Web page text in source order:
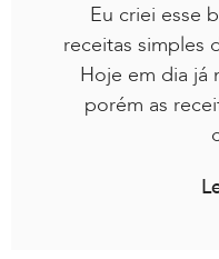
Eu criei esse
receitas simples
Hoje em dia já
porém as